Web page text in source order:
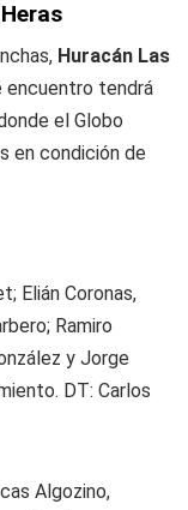
Huracán Las
encuentro tendrá
el Globo
en condición de
Elián Coronas,
Ramiro
y Jorge
DT: Carlos
Algozino,